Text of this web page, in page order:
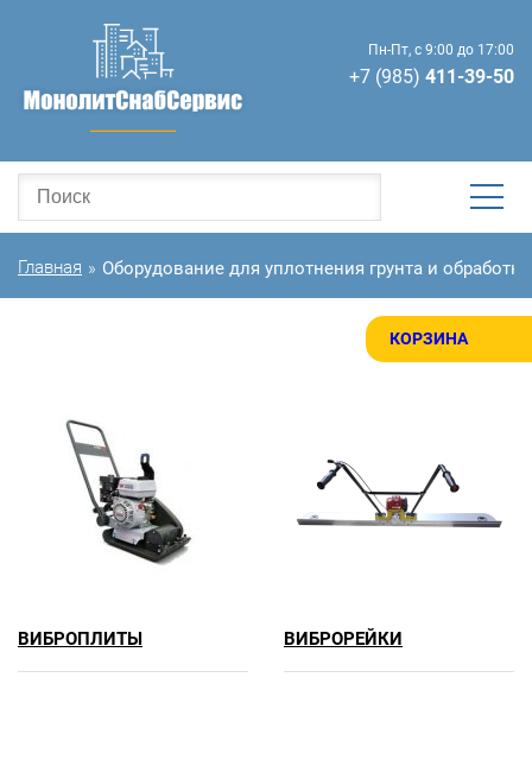
КОРЗИНА
Пн-Пт, с 9:00 до 17:00
+7 (985) 411-39-50
Главная » Оборудование для уплотнения грунта и
ВИБРОПЛИТЫ ВИБРОРЕЙКИ